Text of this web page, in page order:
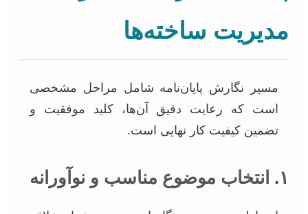
مدیریت ساخته‌ها
مسیر نگارش پایان‌نامه شامل مراحل مشخصی
است که رعایت دقیق آن‌ها، کلید موفقیت و
تضمین کیفیت کار نهایی است.
۱. انتخاب موضوع مناسب و نوآورانه